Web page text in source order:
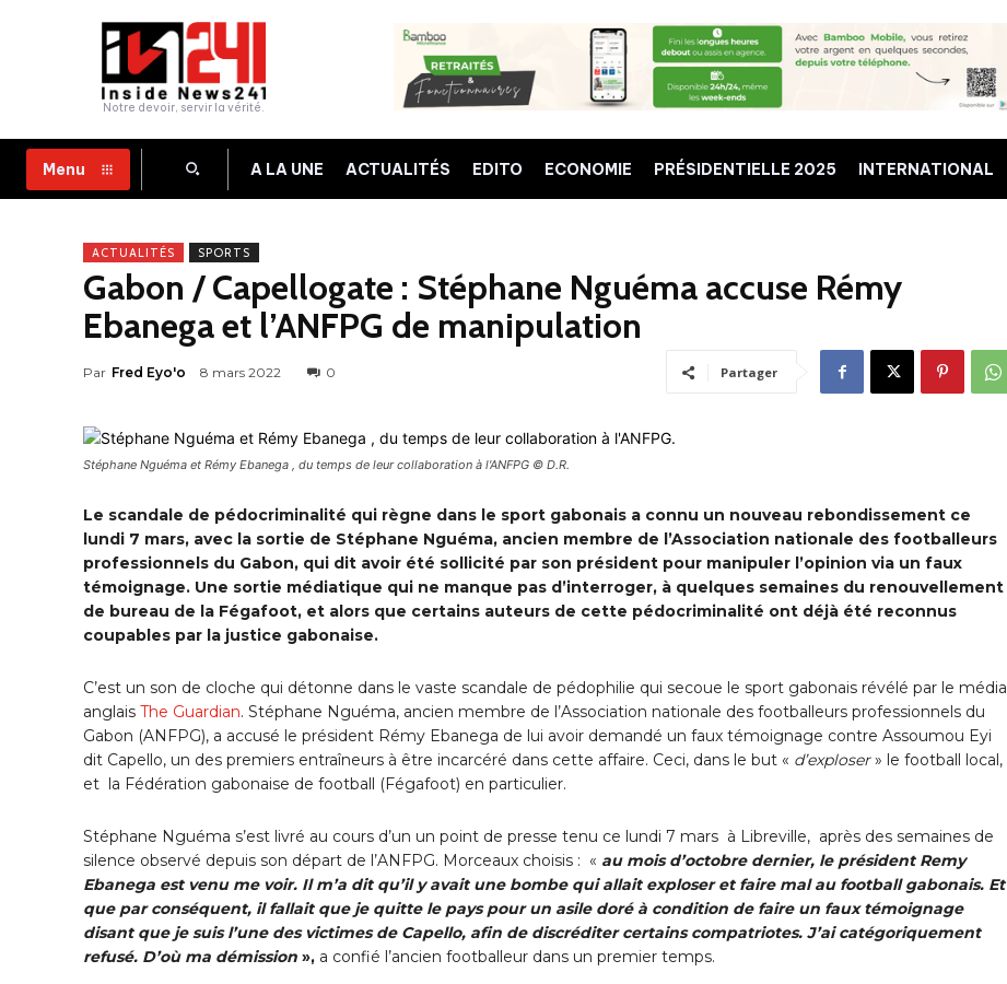
Notre devoir, servir la vérité.
Menu A LA UNE ACTUALITÉS EDITO ECONOMIE PRÉSIDENTIELLE 2025 INTERNATIONAL
ACTUALITÉS SPORTS
Gabon / Capellogate : Stéphane Nguéma accuse Rémy
Ebanega et l’ANFPG de manipulation
Par Fred Eyo'o 8 mars 2022 0 Partager
Stéphane Nguéma et Rémy Ebanega , du temps de leur collaboration à l'ANFPG © D.R.
Le scandale de pédocriminalité qui règne dans le sport gabonais a connu un nouveau rebondissement ce
lundi 7 mars, avec la sortie de Stéphane Nguéma, ancien membre de l’Association nationale des footballeurs
professionnels du Gabon, qui dit avoir été sollicité par son président pour manipuler l’opinion via un faux
témoignage. Une sortie médiatique qui ne manque pas d’interroger, à quelques semaines du renouvellement
de bureau de la Fégafoot, et alors que certains auteurs de cette pédocriminalité ont déjà été reconnus
coupables par la justice gabonaise.
C’est un son de cloche qui détonne dans le vaste scandale de pédophilie qui secoue le sport gabonais révélé par le média
anglais The Guardian. Stéphane Nguéma, ancien membre de l’Association nationale des footballeurs professionnels du
Gabon (ANFPG), a accusé le président Rémy Ebanega de lui avoir demandé un faux témoignage contre Assoumou Eyi
dit Capello, un des premiers entraîneurs à être incarcéré dans cette affaire. Ceci, dans le but « d’exploser» le football local,
et la Fédération gabonaise de football (Fégafoot) en particulier.
Stéphane Nguéma s’est livré au cours d’un un point de presse tenu ce lundi 7 mars à Libreville, après des semaines de
silence observé depuis son départ de l’ANFPG. Morceaux choisis : « au mois d’octobre dernier, le président Remy
Ebanega est venu me voir. Il m’a dit qu’il y avait une bombe qui allait exploser et faire mal au football gabonais. Et
que par conséquent, il fallait que je quitte le pays pour un asile doré à condition de faire un faux témoignage
disant que je suis l’une des victimes de Capello, afin de discréditer certains compatriotes. J’ai catégoriquement
refusé. D’où ma démission », a confié l’ancien footballeur dans un premier temps.